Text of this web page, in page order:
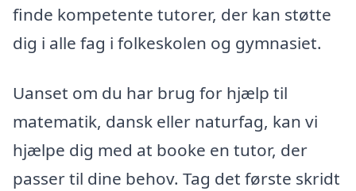
finde kompetente tutorer, der kan støtte
dig i alle fag i folkeskolen og gymnasiet.
Uanset om du har brug for hjælp til
matematik, dansk eller naturfag, kan vi
hjælpe dig med at booke en tutor, der
passer til dine behov. Tag det første skridt